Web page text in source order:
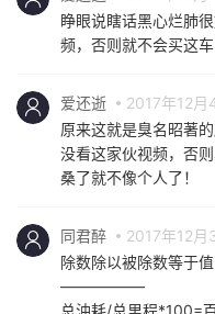
睁眼说瞎话黑心烂肺
频，否则就不会买这
爱还逝
2017年12月
原来这就是臭名昭著
没看这家伙视频，否
桑了就不像个人了！
同君醉
2017年12月
除数除以被除数等于
总油耗/总里程*100=